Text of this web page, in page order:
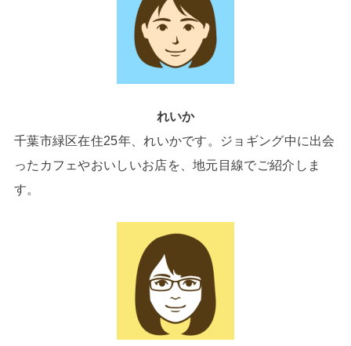
れいか
千葉市緑区在住25年、れいかです。ジョギング中に出会
ったカフェやおいしいお店を、地元目線でご紹介しま
す。